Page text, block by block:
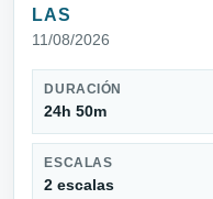
LAS
11/08/2026
DURACIÓN
24h 50m
ESCALAS
2 escalas